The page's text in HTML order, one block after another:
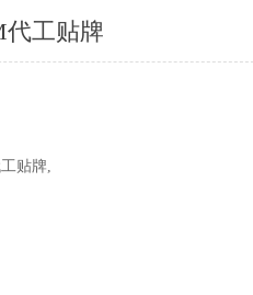
工贴牌
贴牌,